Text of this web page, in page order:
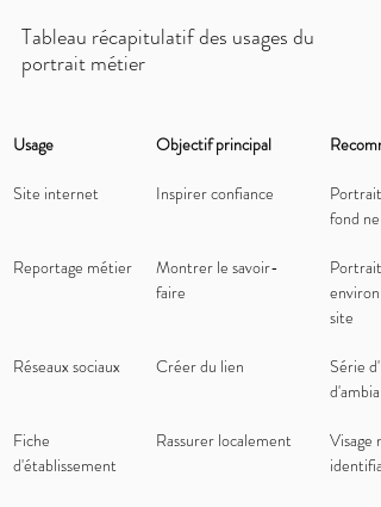
Tableau récapitulatif des usages du
portrait métier
Usage Objectif principal
Site internet Inspirer confiance
fond
Reportage métier
Montrer le savoir-
faire
Portrait
site
Réseaux sociaux Créer du lien
Série
Fiche
d'établissement
Rassurer localement
Visage